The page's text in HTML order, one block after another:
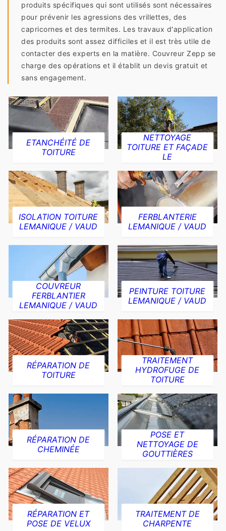
produits spécifiques qui sont utilisés sont nécessaires
pour prévenir les agressions des vrillettes, des
capricornes et des termites. Les travaux d'application
des produits sont assez difficiles et il est très utile de
contacter des experts en la matière. Couvreur Zepp se
charge des opérations et il établit un devis gratuit et
sans engagement.
ETANCHÉITÉ DE
TOITURE
NETTOYAGE
TOITURE ET FAÇADE
LE
ISOLATION TOITURE
LEMANIQUE / VAUD
FERBLANTERIE
LEMANIQUE / VAUD
COUVREUR
FERBLANTIER
LEMANIQUE / VAUD
PEINTURE TOITURE
LEMANIQUE / VAUD
RÉPARATION DE
TOITURE
TRAITEMENT
HYDROFUGE DE
TOITURE
RÉPARATION DE
CHEMINÉE
POSE ET
NETTOYAGE DE
GOUTTIÈRES
RÉPARATION ET
POSE DE VELUX
TRAITEMENT DE
CHARPENTE